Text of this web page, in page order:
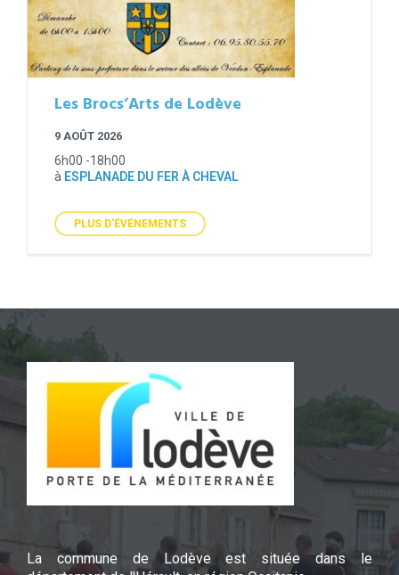
Les Brocs’Arts de Lodève
9 AOÛT 2026
6h00 -18h00
à ESPLANADE DU FER À CHEVAL
PLUS D'ÉVÉNEMENTS
La commune de Lodève est située dans le